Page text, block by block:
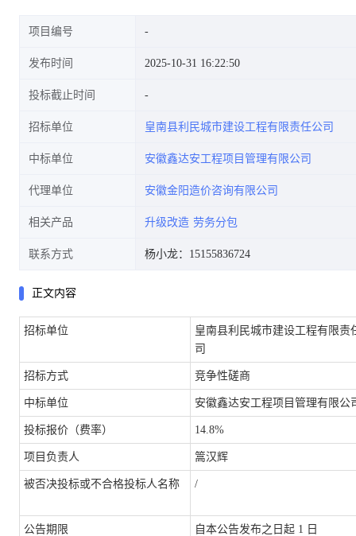
项目编号
发布时间 2025-10-31 16:22:50
投标截止时间
招标单位 皇南县利民城市建设工程有限责任公司
中标单位 安徽鑫达安工程项目管理有限公司
代理单位 安徽金阳造价咨询有限公司
相关产品 升级改造 劳务分包
联系方式 杨小龙：15155836724
正文内容
招标单位
皇南县利民城市建设工程有限责
司
招标方式 竞争性磋商
中标单位 安徽鑫达安工程项目管理有限公
投标报价（费率） 14.8%
项目负责人 篙汉辉
被否决投标或不合格投标人名称 /
公告期限 自本公告发布之日起 1 日